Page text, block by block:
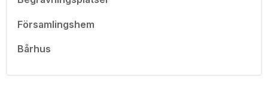
Församlingshem
Bårhus